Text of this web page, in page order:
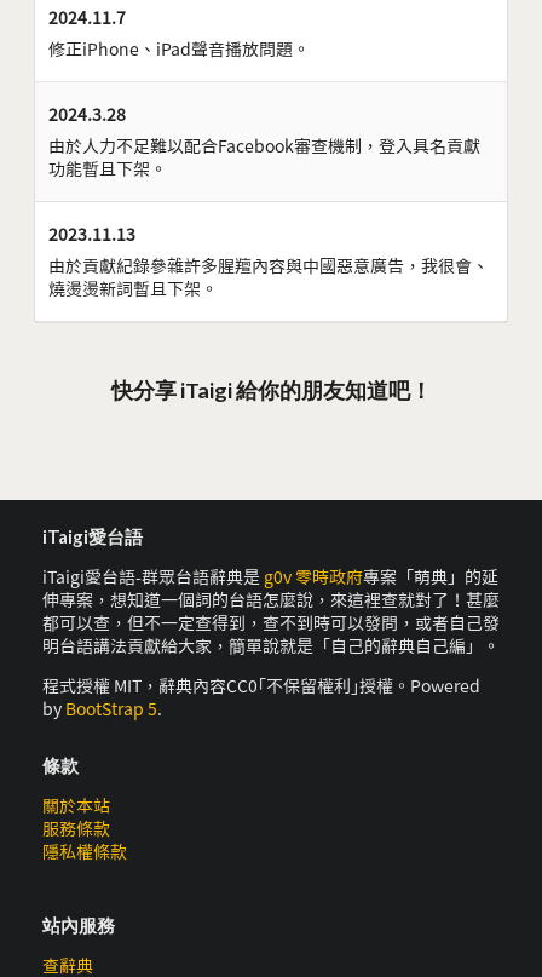
2024.11.7
修正iPhone、iPad聲音播放問題。
2024.3.28
由於人力不足難以配合Facebook審查機制，登入具名貢獻
功能暫且下架。
2023.11.13
由於貢獻紀錄參雜許多腥羶內容與中國惡意廣告，我很會、
燒燙燙新詞暫且下架。
快分享 iTaigi 給你的朋友知道吧！
iTaigi愛台語
iTaigi愛台語-群眾台語辭典是 g0v 零時政府專案「萌典」的延
伸專案，想知道一個詞的台語怎麼說，來這裡查就對了！甚麼
都可以查，但不一定查得到，查不到時可以發問，或者自己發
明台語講法貢獻給大家，簡單說就是「自己的辭典自己編」。
程式授權 MIT，辭典內容CC0｢不保留權利｣授權。Powered
by BootStrap 5.
條款
關於本站
服務條款
隱私權條款
站內服務
查辭典